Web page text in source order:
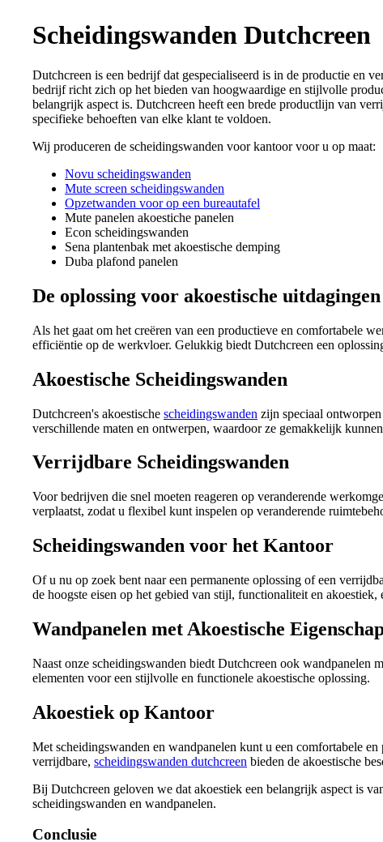
Scheidingswanden Dutchcreen
Dutchcreen is een bedrijf dat gespecialiseerd is in de productie en
bedrijf richt zich op het bieden van hoogwaardige en stijlvolle
belangrijk aspect is. Dutchcreen heeft een brede productlijn van
specifieke behoeften van elke klant te voldoen.
Wij produceren de scheidingswanden voor kantoor voor u op maat:
Novu scheidingswanden
Mute screen scheidingswanden
Opzetwanden voor op een bureautafel
Mute panelen akoestiche panelen
Econ scheidingswanden
Sena plantenbak met akoestische demping
Duba plafond panelen
De oplossing voor akoestische
Als het gaat om het creëren van een productieve en comfortabele
efficiëntie op de werkvloer. Gelukkig biedt Dutchcreen een
Akoestische Scheidingswanden
Dutchcreen's akoestische scheidingswanden zijn speciaal
verschillende maten en ontwerpen, waardoor ze gemakkelijk
Verrijdbare Scheidingswanden
Voor bedrijven die snel moeten reageren op veranderende
verplaatst, zodat u flexibel kunt inspelen op veranderende
Scheidingswanden voor het Kantoor
Of u nu op zoek bent naar een permanente oplossing of een
de hoogste eisen op het gebied van stijl, functionaliteit en
Wandpanelen met Akoestische
Naast onze scheidingswanden biedt Dutchcreen ook wandpanelen
elementen voor een stijlvolle en functionele akoestische oplossing.
Akoestiek op Kantoor
Met scheidingswanden en wandpanelen kunt u een comfortabele
verrijdbare, scheidingswanden dutchcreen bieden de akoestische
Bij Dutchcreen geloven we dat akoestiek een belangrijk aspect is
scheidingswanden en wandpanelen.
Conclusie